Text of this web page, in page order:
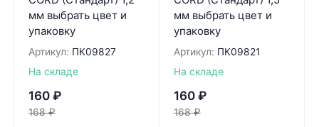
мм выбрать цвет и
упаковку
Артикул: ПК09827
На складе
160 ₽
168 ₽
мм выбрать цвет и
упаковку
Артикул: ПК09821
На складе
160 ₽
168 ₽